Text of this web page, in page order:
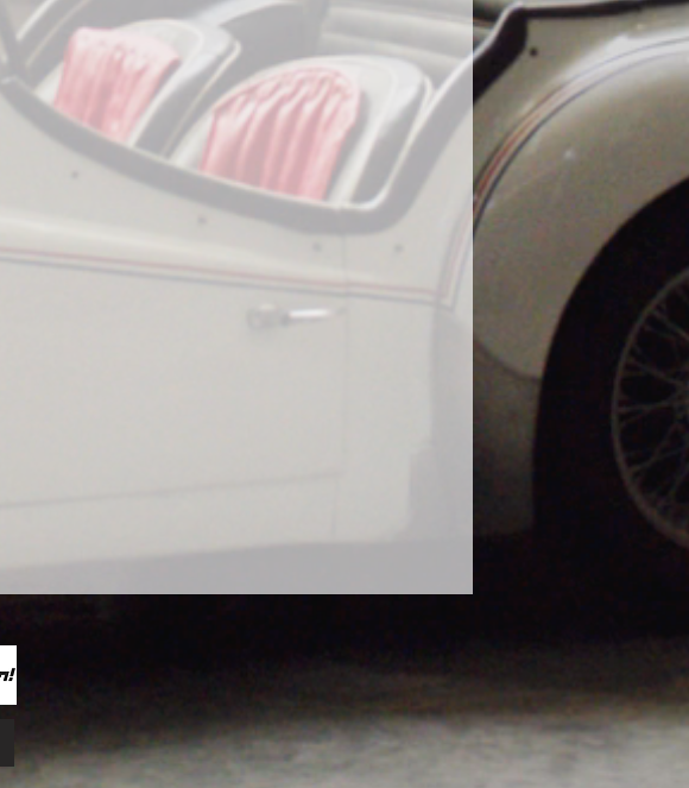
水にはしていません。ミシンの縫い目から雨水が浸入す
ることがありますが、不良品ではありません。天気の良
い日など車もカバーをめくり換気する事をお勧めしま
※オールペン車両やコーティング車両に使用する際の注
オールペンやボディコーティング直後の車両は塗膜が不
安定なためカバーの使用はお控えください。コーティン
グ剤や塗料の種類によっては、シミができる可能性があ
ります。万が一シミになった場合は速やかに天日で乾燥
させてください。（現在までに88件のみ、DIYで赤色にオ